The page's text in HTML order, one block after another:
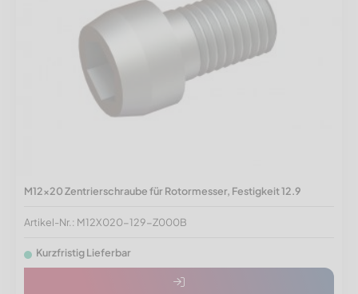
M12x20 Zentrierschraube für Rotormesser, Festigkeit 12.9
Artikel-Nr.: M12X020-129-Z000B
Kurzfristig Lieferbar